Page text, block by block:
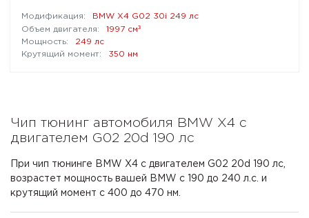
BMW X4 G02 30i 249 лс
1997 см³
249 лс
350 нм
Чип тюнинг автомобиля BMW X4 с
двигателем G02 20d 190 лс
При чип тюнинге BMW X4 с двигателем G02 20d 190 лс,
возрастет мощность вашей BMW с 190 до 240 л.с. и
крутящий момент с 400 до 470 нм.